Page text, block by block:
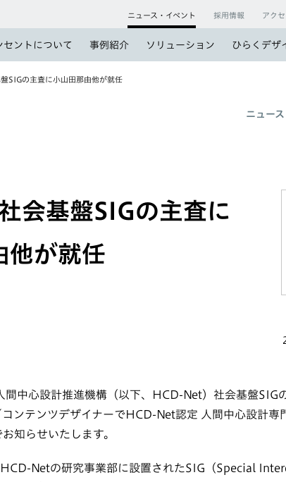
セントについて 事例紹介 ソリューション ひらくデザ
ニュース・イベント 採用情報 アクセ
SIGの主査に小山田那由他が就任
ニュー
会基盤SIGの主査に
他が就任
間中心設計推進機構（以下、HCD-Net）社会基盤SIG
ンテンツデザイナーでHCD-Net認定 人間中心設計専
知らせいたします。
HCD-Netの研究事業部に設置されたSIG（Special